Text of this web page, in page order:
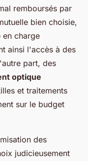
remboursés par
bien choisie,
charge
ainsi l'accès à des
part, des
optique
et traitements
sur le budget
des
judicieusement